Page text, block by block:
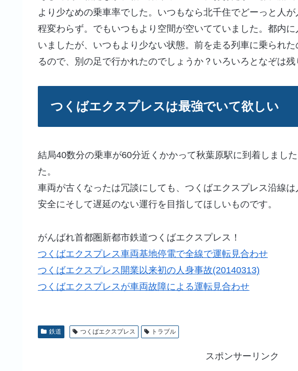
より少なめの乗車率でした。いつもなら北千住でどーっと人
程変わらず。でもいつもより空間が空いてていました。都内
いましたが、いつもより少ない状態。前を走る列車に乗られ
るので、別の足で行かれたのでしょうか？いろいろとなぞは残
つくばエクスプレスは最強でいて欲しい
結局40数分の乗車が60分近くかかって秋葉原駅に到着しまし
た。
車両が古くなったは冗談にしても、つくばエクスプレス沿線
安全にそして遅延のない運行を目指してほしいものです。
がんばれ首都圏新都市鉄道つくばエクスプレス！
つくばエクスプレス車両基地停電で全線で運転見合わせ
つくばエクスプレス開業以来初の人身事故(20140313)
つくばエクスプレスが車両故障による運転見合わせ
鉄道 つくばエクスプレス トラブル
スポンサーリンク